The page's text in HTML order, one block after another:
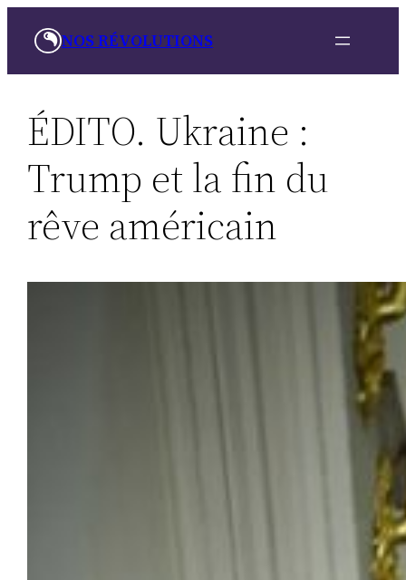
NOS RÉVOLUTIONS
ÉDITO. Ukraine :
Trump et la fin du
rêve américain